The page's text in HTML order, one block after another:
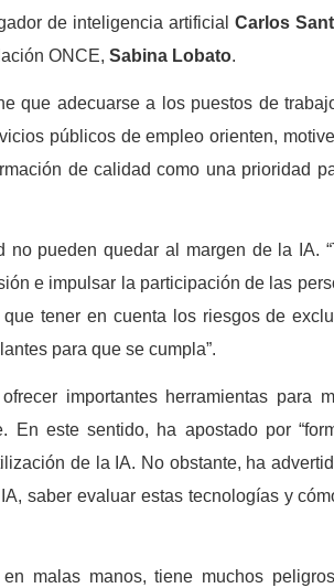
de inteligencia artificialCarlos
ONCE, Sabina Lobato.
que adecuarse a los puestos de
públicos de empleo orienten,
de calidad como una prioridad
pueden quedar al margen de la IA.
e impulsar la participación de las
tener en cuenta los riesgos de
para que se cumpla”.
importantes herramientas para
En este sentido, ha apostado por
de la IA. No obstante, ha
saber evaluar estas tecnologías y
malas manos, tiene muchos